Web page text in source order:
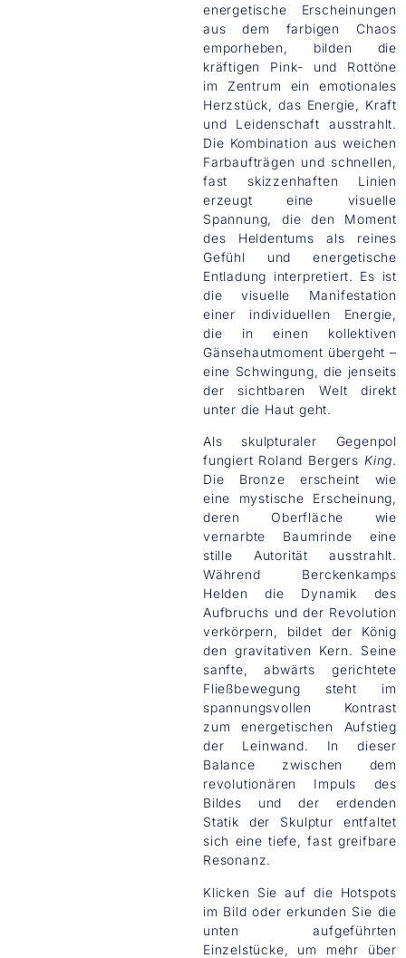
energetische Erscheinungen
aus dem farbigen Chaos
emporheben, bilden die
kräftigen Pink- und Rottöne
im Zentrum ein emotionales
Herzstück, das Energie, Kraft
und Leidenschaft ausstrahlt.
Die Kombination aus weichen
Farbaufträgen und schnellen,
fast skizzenhaften Linien
erzeugt eine visuelle
Spannung, die den Moment
des Heldentums als reines
Gefühl und energetische
Entladung interpretiert. Es ist
die visuelle Manifestation
einer individuellen Energie,
die in einen kollektiven
Gänsehautmoment übergeht –
eine Schwingung, die jenseits
der sichtbaren Welt direkt
unter die Haut geht.
Als skulpturaler Gegenpol
fungiert Roland Bergers King.
Die Bronze erscheint wie
eine mystische Erscheinung,
deren Oberfläche wie
vernarbte Baumrinde eine
stille Autorität ausstrahlt.
Während Berckenkamps
Helden die Dynamik des
Aufbruchs und der Revolution
verkörpern, bildet der König
den gravitativen Kern. Seine
sanfte, abwärts gerichtete
Fließbewegung steht im
spannungsvollen Kontrast
zum energetischen Aufstieg
der Leinwand. In dieser
Balance zwischen dem
revolutionären Impuls des
Bildes und der erdenden
Statik der Skulptur entfaltet
sich eine tiefe, fast greifbare
Resonanz.
Klicken Sie auf die Hotspots
im Bild oder erkunden Sie die
unten aufgeführten
Einzelstücke, um mehr über